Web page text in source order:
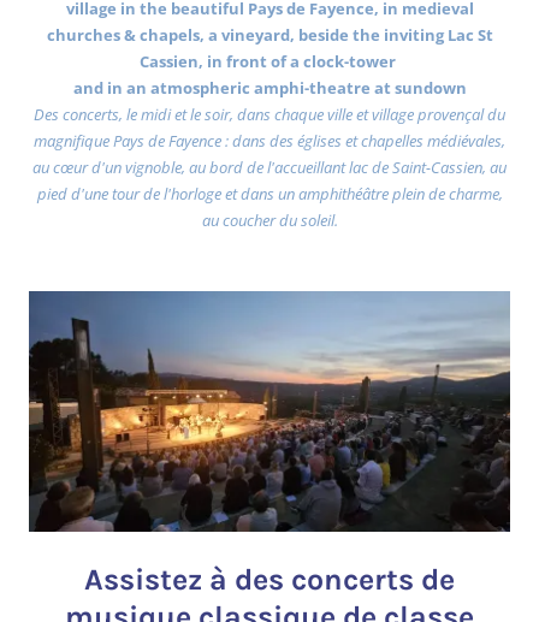
village in the beautiful Pays de Fayence, in medieval
churches & chapels, a vineyard, beside the inviting Lac St
Cassien, in front of a clock-tower
and in an atmospheric amphi-theatre at sundown
Des concerts, le midi et le soir, dans chaque ville et village provençal du
magnifique Pays de Fayence : dans des églises et chapelles médiévales,
au cœur d'un vignoble, au bord de l'accueillant lac de Saint-Cassien, au
pied d'une tour de l'horloge et dans un amphithéâtre plein de charme,
au coucher du soleil.
Assistez à des concerts de